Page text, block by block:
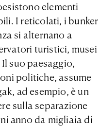
elementi
I reticolati, i bunker
si alternano a
turistici, musei
suo paesaggio,
politiche, assume
ad esempio, è un
sulla separazione
anno da migliaia di